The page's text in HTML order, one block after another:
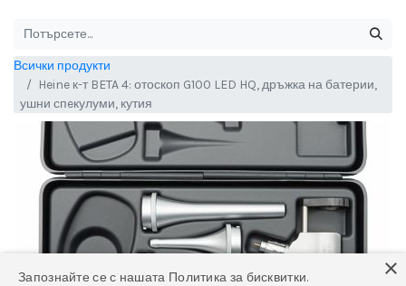
Всички продукти
Heine к-т BETA 4: отоскоп G100 LED HQ, дръжка на батерии,
ушни спeкулуми, кутия
×
Запознайте се с нашата Политика за бисквитки.